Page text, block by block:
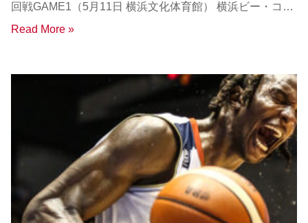
回戦GAME1（5月11日 横浜文化体育館） 横浜ビー・コ…
Read More »